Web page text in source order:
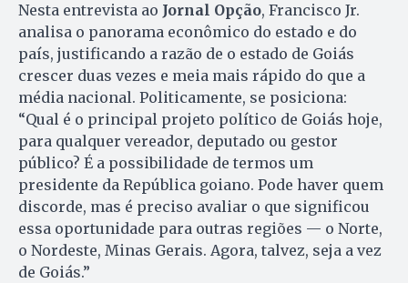
Nesta entrevista ao Jornal Opção, Francisco Jr.
analisa o panorama econômico do estado e do
país, justificando a razão de o estado de Goiás
crescer duas vezes e meia mais rápido do que a
média nacional. Politicamente, se posiciona:
“Qual é o principal projeto político de Goiás hoje,
para qualquer vereador, deputado ou gestor
público? É a possibilidade de termos um
presidente da República goiano. Pode haver quem
discorde, mas é preciso avaliar o que significou
essa oportunidade para outras regiões — o Norte,
o Nordeste, Minas Gerais. Agora, talvez, seja a vez
de Goiás.”